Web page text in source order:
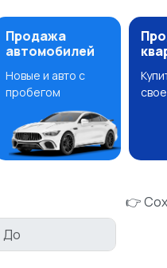
Продажа
автомобилей
Новые и авто с
пробегом
👉